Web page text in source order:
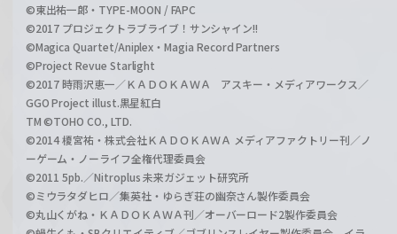
©東出祐一郎・TYPE-MOON / FAPC
©2017 プロジェクトラブライブ！サンシャイン!!
©Magica Quartet/Aniplex・Magia Record Partners
©Project Revue Starlight
©2017 時雨沢恵一／ＫＡＤＯＫＡＷＡ アスキー・メディアワークス／
GGO Project illust.黒星紅白
TM ©TOHO CO., LTD.
©2014 榎宮祐・株式会社ＫＡＤＯＫＡＷＡ メディアファクトリー刊／ノ
ーゲーム・ノーライフ全権代理委員会
©2011 5pb.／Nitroplus 未来ガジェット研究所
©ミウラタダヒロ／集英社・ゆらぎ荘の幽奈さん製作委員会
©丸山くがね・ＫＡＤＯＫＡＷＡ刊／オーバーロード2製作委員会